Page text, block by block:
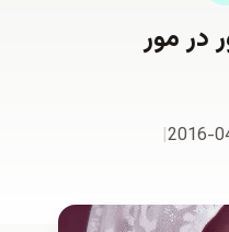
در مور
2016-
|